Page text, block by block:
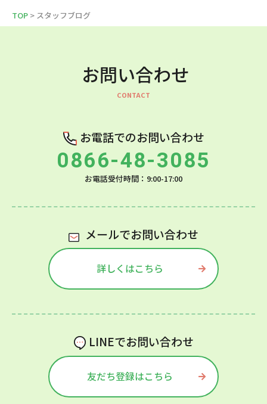
TOP > スタッフブログ
お問い合わせ
お電話でのお問い合わせ
0866-48-3085
お電話受付時間：9:00-17:00
メールでお問い合わせ
詳しくはこちら
LINEでお問い合わせ
友だち登録はこちら